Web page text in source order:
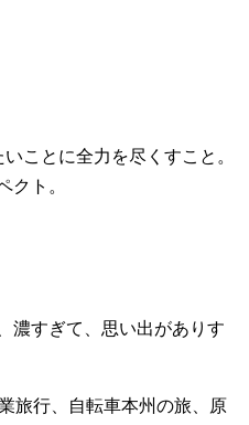
ことに全力を尽くすこと。
クト。
濃すぎて、思い出がありす
旅行、自転車本州の旅、原